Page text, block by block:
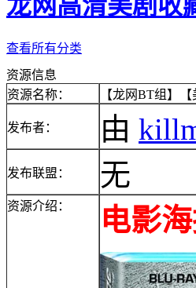
查看所有分类
资源信息
资源名称：
【龙网BT组】
发布者： 由
发布联盟： 无
资源介绍： 电影海